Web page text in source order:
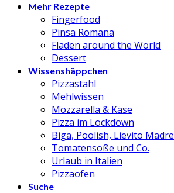
Mehr Rezepte
Fingerfood
Pinsa Romana
Fladen around the World
Dessert
Wissenshäppchen
Pizzastahl
Mehlwissen
Mozzarella & Käse
Pizza im Lockdown
Biga, Poolish, Lievito Madre
Tomatensoße und Co.
Urlaub in Italien
Pizzaofen
Suche